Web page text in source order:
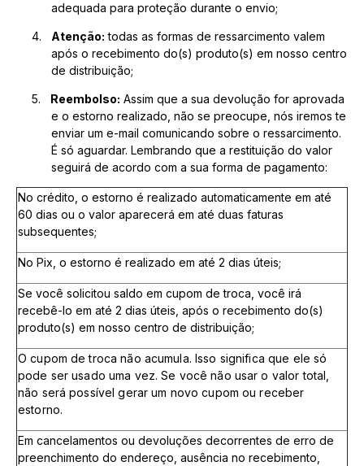
adequada para proteção durante o envio;
4. Atenção: todas as formas de ressarcimento valem
após o recebimento do(s) produto(s) em nosso centro
de distribuição;
5. Reembolso: Assim que a sua devolução for aprovada
e o estorno realizado, não se preocupe, nós iremos te
enviar um e-mail comunicando sobre o ressarcimento.
É só aguardar. Lembrando que a restituição do valor
seguirá de acordo com a sua forma de pagamento:
No crédito, o estorno é realizado automaticamente em até
60 dias ou o valor aparecerá em até duas faturas
subsequentes;
No Pix, o estorno é realizado em até 2 dias úteis;
Se você solicitou saldo em cupom de troca, você irá
recebê-lo em até 2 dias úteis, após o recebimento do(s)
produto(s) em nosso centro de distribuição;
O cupom de troca não acumula. Isso significa que ele só
pode ser usado uma vez. Se você não usar o valor total,
não será possível gerar um novo cupom ou receber
estorno.
Em cancelamentos ou devoluções decorrentes de erro de
preenchimento do endereço, ausência no recebimento,